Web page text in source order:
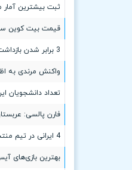
ثبت بیشترین آمار
قیمت بیت کوین سال 2017 را کپی می کند/ نوسان قیمت دلار
3 برابر شدن بازداشت روزنامه‌نگاران در عربستان از سال 2017
واکنش مرندی به اظهارات
تعداد دانشجویان ایرانی در خارج
فارن پالسی: عربستان سال 2017 به ترامپ پیشنهاد حمله
4 ایرانی در تیم منتخب لیگ قهرمانان آسیا در سال 2017
بهترین بازی‌های آیس هاکی در